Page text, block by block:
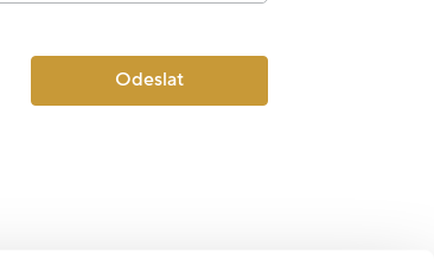
Odeslat